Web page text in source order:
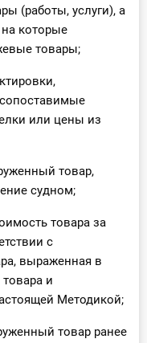
(работы, услуги), а
которые
товары;
или цены из
товар,
судном;
товара за
с
выраженная в
и
Методикой;
товар ранее